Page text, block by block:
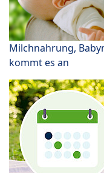
Milchnahrung,
kommt es an